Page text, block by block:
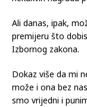
Ali danas, ipak,
premijeru što
Izbornog zakona.
Dokaz više da mi
može i ona bez
smo vrijedni i